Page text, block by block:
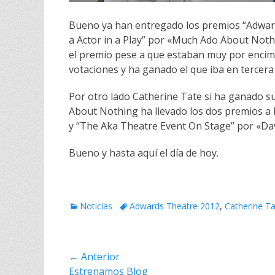
Bueno ya han entregado los premios
a Actor in a Play” por «Much Ado About
el premio pese a que estaban muy por
votaciones y ha ganado el que iba en
Por otro lado Catherine Tate si ha ganado
About Nothing ha llevado los dos premios a
y “The Aka Theatre Event On Stage” por
Bueno y hasta aquí el día de hoy.
C
g
o
Noticias
E
u
e
Adwards Theatre 2012, Catherine
Navegación
← Anterior
Entrada
Estrenamos Blog